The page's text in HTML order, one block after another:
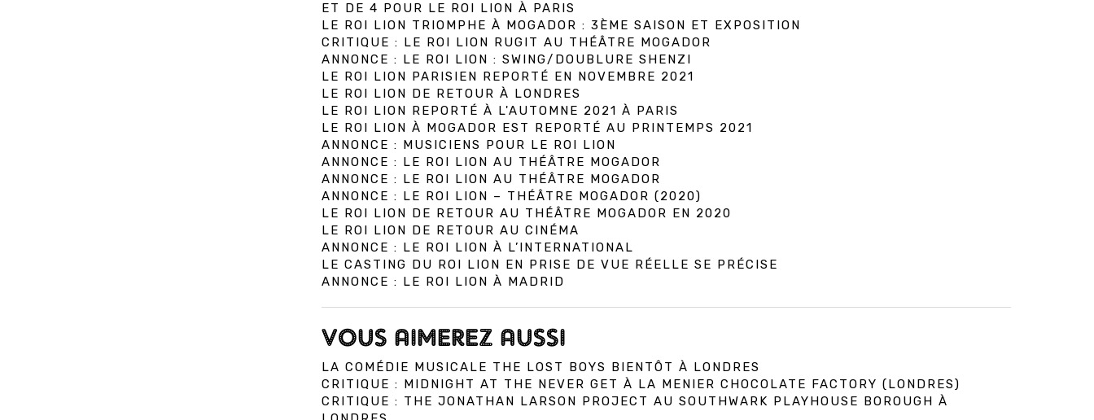
ET DE 4 POUR LE ROI LION À PARIS
LE ROI LION TRIOMPHE À MOGADOR : 3ÈME SAISON ET EXPOSITION
CRITIQUE : LE ROI LION RUGIT AU THÉÂTRE MOGADOR
ANNONCE : LE ROI LION : SWING/DOUBLURE SHENZI
LE ROI LION PARISIEN REPORTÉ EN NOVEMBRE 2021
LE ROI LION DE RETOUR À LONDRES
LE ROI LION REPORTÉ À L'AUTOMNE 2021 À PARIS
LE ROI LION À MOGADOR EST REPORTÉ AU PRINTEMPS 2021
ANNONCE : MUSICIENS POUR LE ROI LION
ANNONCE : LE ROI LION AU THÉÂTRE MOGADOR
ANNONCE : LE ROI LION AU THÉÂTRE MOGADOR
ANNONCE : LE ROI LION – THÉÂTRE MOGADOR (2020)
LE ROI LION DE RETOUR AU THÉÂTRE MOGADOR EN 2020
LE ROI LION DE RETOUR AU CINÉMA
ANNONCE : LE ROI LION À L’INTERNATIONAL
LE CASTING DU ROI LION EN PRISE DE VUE RÉELLE SE PRÉCISE
ANNONCE : LE ROI LION À MADRID
VOUS AIMEREZ AUSSI
LA COMÉDIE MUSICALE THE LOST BOYS BIENTÔT À LONDRES
CRITIQUE : MIDNIGHT AT THE NEVER GET À LA MENIER CHOCOLATE FACTORY (LONDRES)
CRITIQUE : THE JONATHAN LARSON PROJECT AU SOUTHWARK PLAYHOUSE BOROUGH À